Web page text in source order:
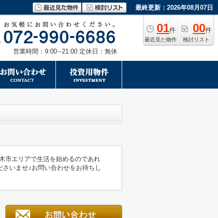
最終更新：2026年08月07日
01件
最近見た物件
00件
検討リスト
営業時間：9:00∼21:00 定休日：無休
市エリアで生活を始めるのであれ
いませ♪お問い合わせをお待ちし